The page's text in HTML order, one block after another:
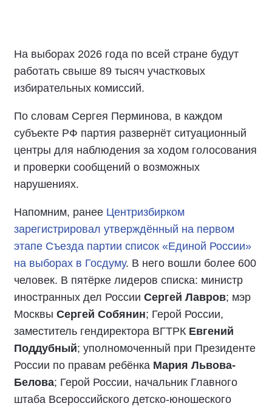
На выборах 2026 года по всей стране будут
работать свыше 89 тысяч участковых
избирательных комиссий.
По словам Сергея Перминова, в каждом
субъекте РФ партия развернёт ситуационный
центры для наблюдения за ходом голосования
и проверки сообщений о возможных
нарушениях.
Напомним, ранее Центризбирком
зарегистрировал утверждённый на первом
этапе Съезда партии список «Единой России»
на выборах в Госдуму. В него вошли более 600
человек. В пятёрке лидеров списка: министр
иностранных дел России Сергей Лавров; мэр
Москвы Сергей Собянин; Герой России,
заместитель гендиректора ВГТРК Евгений
Поддубный; уполномоченный при Президенте
России по правам ребёнка Мария Львова-
Белова; Герой России, начальник Главного
штаба Всероссийского детско-юношеского